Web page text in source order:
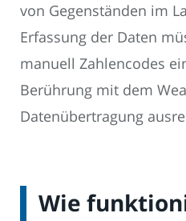
von Gegenständen im
Erfassung der Daten
manuell Zahlencodes
Berührung mit dem
Datenübertragung
Wie